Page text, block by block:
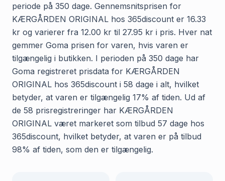
periode på 350 dage. Gennemsnitsprisen for
KÆRGÅRDEN ORIGINAL hos 365discount er 16.33
kr og varierer fra 12.00 kr til 27.95 kr i pris. Hver nat
gemmer Goma prisen for varen, hvis varen er
tilgængelig i butikken. I perioden på 350 dage har
Goma registreret prisdata for KÆRGÅRDEN
ORIGINAL hos 365discount i 58 dage i alt, hvilket
betyder, at varen er tilgængelig 17% af tiden. Ud af
de 58 prisregistreringer har KÆRGÅRDEN
ORIGINAL været markeret som tilbud 57 dage hos
365discount, hvilket betyder, at varen er på tilbud
98% af tiden, som den er tilgængelig.